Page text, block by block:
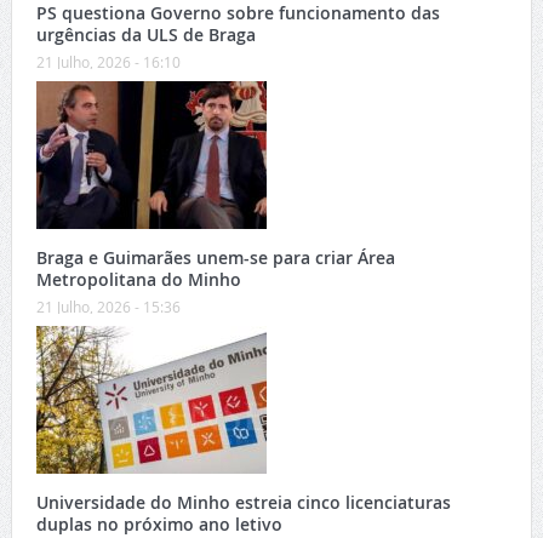
PS questiona Governo sobre funcionamento das
urgências da ULS de Braga
21 Julho, 2026 - 16:10
Braga e Guimarães unem-se para criar Área
Metropolitana do Minho
21 Julho, 2026 - 15:36
Universidade do Minho estreia cinco licenciaturas
duplas no próximo ano letivo